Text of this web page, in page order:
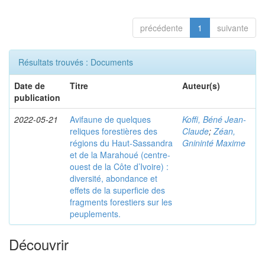
précédente 1 suivante
Résultats trouvés : Documents
Date de
publication
Titre Auteur(s)
2022-05-21
Avifaune de quelques
reliques forestières des
régions du Haut-Sassandra
et de la Marahoué (centre-
ouest de la Côte d’Ivoire) :
diversité, abondance et
effets de la superficie des
fragments forestiers sur les
peuplements.
Koffi, Béné Jean-
Claude; Zéan,
Gnininté Maxime
Découvrir